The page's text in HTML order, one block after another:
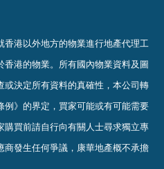
香港以外地方的物業進行地產代理工
港的物業。 所有國內物業資料及圖
或決定所有資料的真確性 ， 本公司轉
》的界定，買家可能或有可能需要
買前請自行向有關人士尋求獨立專
發生任何爭議，康華地產概不承擔